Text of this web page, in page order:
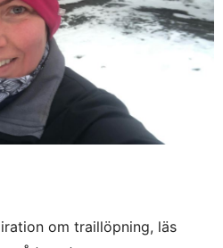
om traillöpning, läs